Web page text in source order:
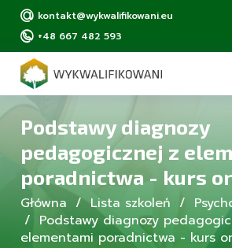
kontakt@wykwalifikowani.eu
+48 667 482 593
Podstawy diagnozy
pedagogicznej z
poradnictwa - kurs
Główna Lista szkoleń
Podstawy diagnozy
elementami poradnictwa - kurs